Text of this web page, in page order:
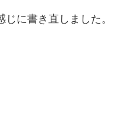
に書き直しました。